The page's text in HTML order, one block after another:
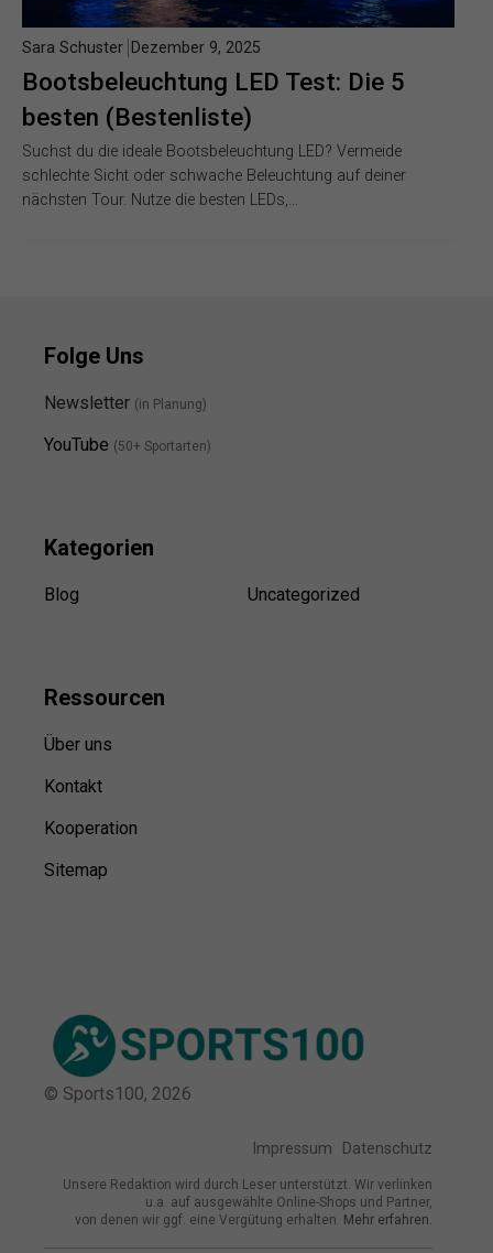
Bootsbeleuchtung LED Test: Die 5
besten (Bestenliste)
Sara Schuster Dezember 9, 2025
Suchst du die ideale Bootsbeleuchtung LED? Vermeide
schlechte Sicht oder schwache Beleuchtung auf deiner
nächsten Tour. Nutze die besten LEDs,…
Folge Uns
Newsletter (in Planung)
YouTube (50+ Sportarten)
Kategorien
Blog Uncategorized
Ressourcen
Über uns
Kontakt
Kooperation
Sitemap
© Sports100, 2026
Impressum Datenschutz
Unsere Redaktion wird durch Leser unterstützt. Wir verlinken
u.a. auf ausgewählte Online-Shops und Partner,
von denen wir ggf. eine Vergütung erhalten. Mehr erfahren.